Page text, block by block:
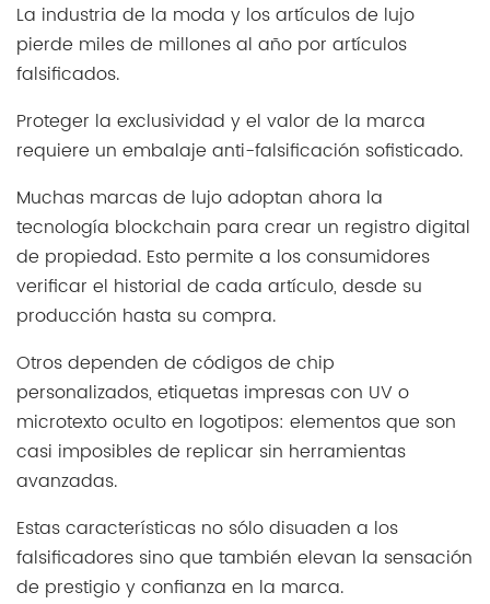
La industria de la moda y los artículos de lujo
pierde miles de millones al año por artículos
falsificados.
Proteger la exclusividad y el valor de la marca
requiere un embalaje anti-falsificación sofisticado.
Muchas marcas de lujo adoptan ahora la
tecnología blockchain para crear un registro digital
de propiedad. Esto permite a los consumidores
verificar el historial de cada artículo, desde su
producción hasta su compra.
Otros dependen de códigos de chip
personalizados, etiquetas impresas con UV o
microtexto oculto en logotipos: elementos que son
casi imposibles de replicar sin herramientas
avanzadas.
Estas características no sólo disuaden a los
falsificadores sino que también elevan la sensación
de prestigio y confianza en la marca.